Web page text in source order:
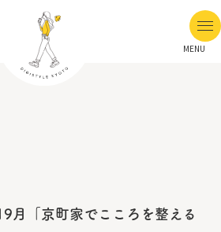
MENU
月「京町家でこころを整える